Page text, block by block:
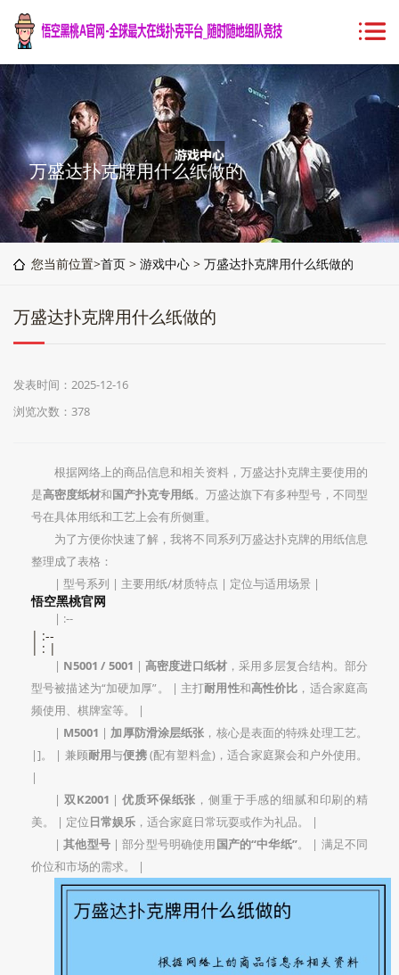
万盛达扑克牌用什么纸做的
您当前位置>首页 > 游戏中心 > 万盛达扑克牌用什么纸做的
万盛达扑克牌用什么纸做的
发表时间：2025-12-16
浏览次数：378
根据网络上的商品信息和相关资料，万盛达扑克牌主要使用的
是高密度纸材和国产扑克专用纸。万盛达旗下有多种型号，不同型
号在具体用纸和工艺上会有所侧重。
为了方便你快速了解，我将不同系列万盛达扑克牌的用纸信息
整理成了表格：
| 型号系列 | 主要用纸/材质特点 | 定位与适用场景 |
悟空黑桃官网
| :--
| :--
| : |
| N5001 / 5001 | 高密度进口纸材 ，采用多层复合结构。部分
型号被描述为“加硬加厚”。 | 主打耐用性和高性价比 ，适合家庭高
频使用、棋牌室等。 |
| M5001 | 加厚防滑涂层纸张 ，核心是表面的特殊处理工艺。
|]。 | 兼顾耐用与便携(配有塑料盒)，适合家庭聚会和户外使用。
|
| 双K2001 |优质环保纸张 ，侧重于手感的细腻和印刷的精
美。 | 定位日常娱乐 ，适合家庭日常玩耍或作为礼品。 |
|其他型号| 部分型号明确使用国产的“中华纸”。 | 满足不同
价位和市场的需求。 |